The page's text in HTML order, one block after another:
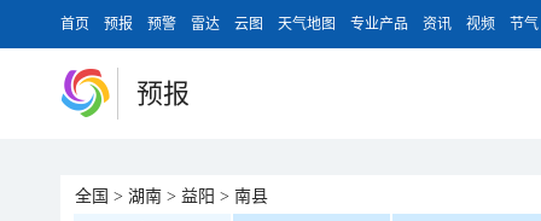
首页 预报 预警 雷达 云图 天气地图 专业产品 资讯 视频 节气
预报
全国 > 湖南 > 益阳 > 南县